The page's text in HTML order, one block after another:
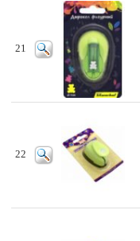
21
22